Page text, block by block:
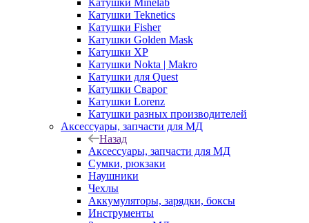
Катушки Minelab
Катушки Teknetics
Катушки Fisher
Катушки Golden Mask
Катушки XP
Катушки Nokta | Makro
Катушки для Quest
Катушки Сварог
Катушки Lorenz
Катушки разных производителей
Аксессуары, запчасти для МД
Назад
Аксессуары, запчасти для МД
Сумки, рюкзаки
Наушники
Чехлы
Аккумуляторы, зарядки, боксы
Инструменты